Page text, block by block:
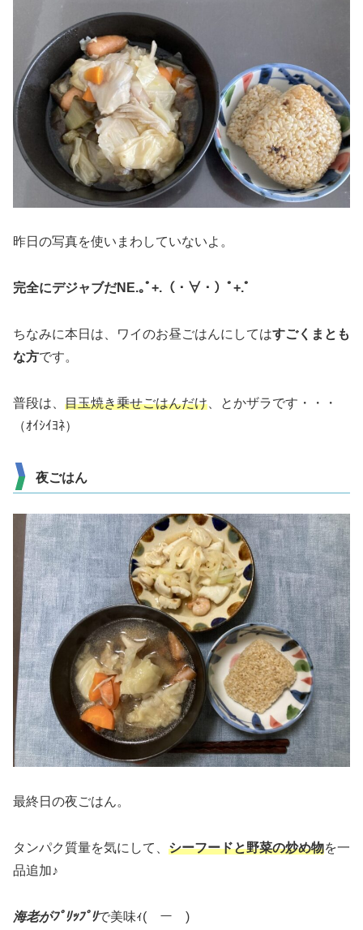
昨日の写真を使いまわしていないよ。
完全にデジャブだNE.｡ﾟ+.（・∀・）ﾟ+.ﾟ
ちなみに本日は、ワイのお昼ごはんにしてはすごくまとも
な方です。
普段は、 目玉焼き乗せごはんだけ 、とかザラです・・・
（ｵｲｼｲﾖﾈ）
夜ごはん
最終日の夜ごはん。
タンパク質量を気にして、 シーフードと野菜の炒め物を一
品追加♪
海老がﾌﾟﾘｯﾌﾟﾘで美味ｨ(￣ー￣)